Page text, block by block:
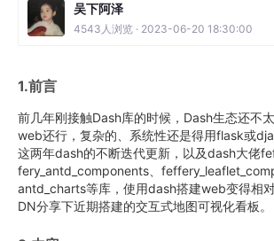
吴下阿泽
4543人浏览 · 2023-06-20 18:30:00
1.前言
前几年刚接触Dash库的时候，Dash生态还不
web还行，复杂的、系统性还是得用flask或
这两年dash的不断迭代更新，以及dash大佬
fery_antd_components、
antd_charts等库，使用dash搭建web变得相
DN分享下近期搭建的交互式地图可视化看板。